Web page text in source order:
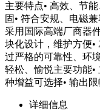
主要特点• 高效、节
固• 符合安规、电磁兼
采用国际高端厂商器
块化设计，维护方便•
过严格的可靠性、环
轻松、愉悦主要功能•
种增益可选择• 输出
详细信息